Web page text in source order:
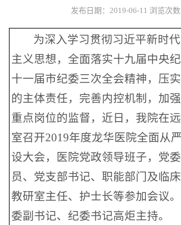
发布日期：2019-06-11 浏览次数
为深入学习贯彻习近平新时
主义思想，全面落实十九届中央
十一届市纪委三次全会精神，压
的主体责任，完善内控机制，加
重点岗位的监督，近日，我院在
室召开2019年度龙华医院全面从
设大会，医院党政领导班子，党
员、党支部书记、职能部门及临床
教研室主任、护士长等参加会议
委副书记、纪委书记高炬主持。